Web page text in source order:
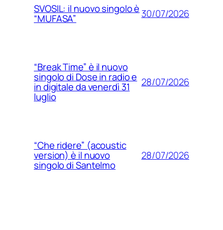
SVOSIL: il nuovo singolo è
“MUFASA” 30/07/2026
“Break Time” è il nuovo
singolo di Dose in radio e
in digitale da venerdì 31
luglio
28/07/2026
“Che ridere” (acoustic
version) è il nuovo
singolo di Santelmo
28/07/2026